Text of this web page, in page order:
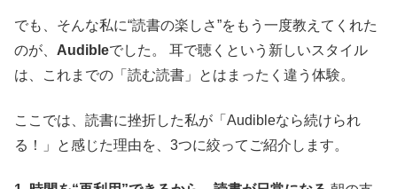
でも、そんな私に“読書の楽しさ”をもう一度教えてくれた
のが、 Audibleでした。 耳で聴くという新しいスタイル
は、これまでの「読む読書」とはまったく違う体験。
ここでは、読書に挫折した私が「Audibleなら続けられ
る！」と感じた理由を、3つに絞ってご紹介します。